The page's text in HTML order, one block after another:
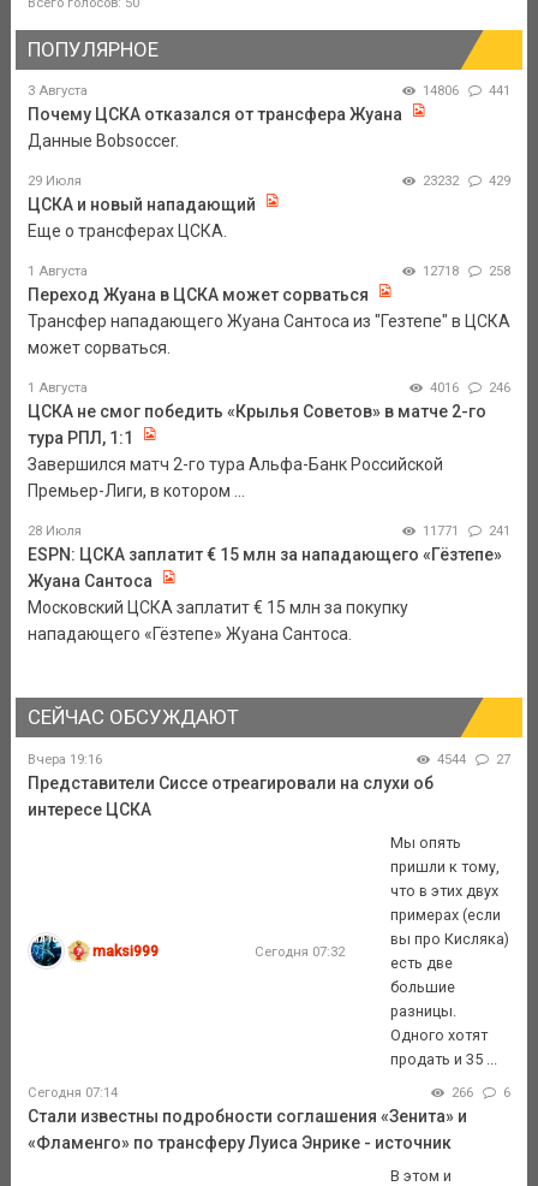
ПОПУЛЯРНОЕ
3 Августа 14806 441
Почему ЦСКА отказался от трансфера Жуана
Данные Bobsoccer.
29 Июля 23232 429
ЦСКА и новый нападающий
Еще о трансферах ЦСКА.
1 Августа 12718 258
Переход Жуана в ЦСКА может сорваться
Трансфер нападающего Жуана Сантоса из "Гезтепе" в ЦСКА
может сорваться.
1 Августа 4016 246
ЦСКА не смог победить «Крылья Советов» в матче 2-го
тура РПЛ, 1:1
Завершился матч 2-го тура Альфа-Банк Российской
Премьер-Лиги, в котором ...
28 Июля 11771 241
ESPN: ЦСКА заплатит € 15 млн за нападающего «Гёзтепе»
Жуана Сантоса
Московский ЦСКА заплатит € 15 млн за покупку
нападающего «Гёзтепе» Жуана Сантоса.
СЕЙЧАС ОБСУЖДАЮТ
Вчера 19:16 4544 27
Представители Сиссе отреагировали на слухи об
интересе ЦСКА
maksi999 Сегодня 07:32
Мы опять
пришли к тому,
что в этих двух
примерах (если
вы про Кисляка)
есть две
большие
разницы.
Одного хотят
продать и 35 ...
Сегодня 07:14 266 6
Стали известны подробности соглашения «Зенита» и
«Фламенго» по трансферу Луиса Энрике - источник
В этом и